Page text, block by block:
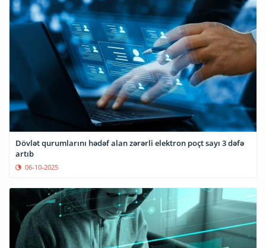
Dövlət qurumlarını hədəf alan zərərli elektron poçt sayı 3 dəfə
artıb
06-10-2025